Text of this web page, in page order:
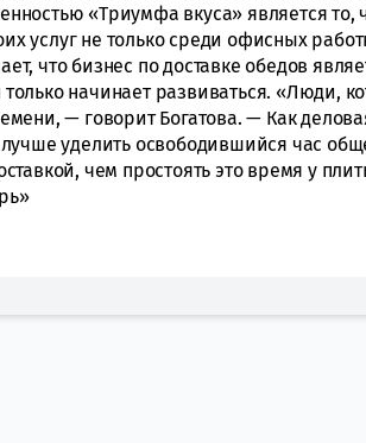
«Триумфа вкуса» является то,
услуг не только среди офисных
что бизнес по доставке обедов
начинает развиваться. «Люди,
— говорит Богатова. — Как
уделить освободившийся час
чем простоять это время у